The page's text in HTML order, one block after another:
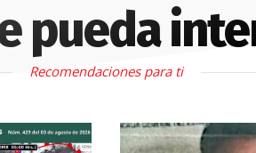
pueda
Recomendaciones para ti